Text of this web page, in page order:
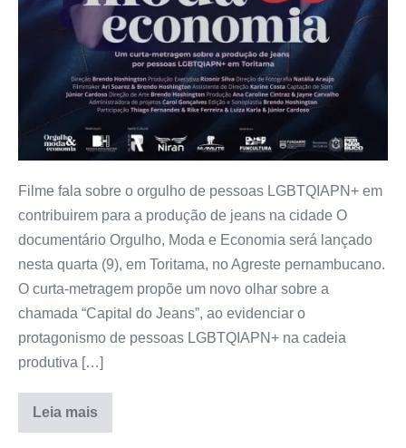
Filme fala sobre o orgulho de pessoas LGBTQIAPN+ em
contribuirem para a produção de jeans na cidade O
documentário Orgulho, Moda e Economia será lançado
nesta quarta (9), em Toritama, no Agreste pernambucano.
O curta-metragem propõe um novo olhar sobre a
chamada “Capital do Jeans”, ao evidenciar o
protagonismo de pessoas LGBTQIAPN+ na cadeia
produtiva […]
Leia mais